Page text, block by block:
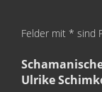
Felder mit * sind
Ulrike